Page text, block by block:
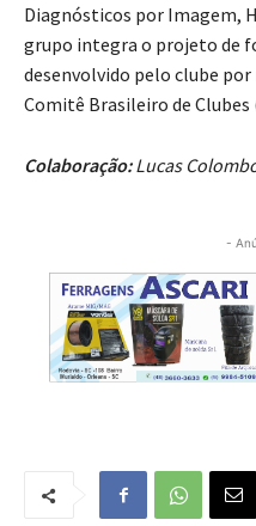
Diagnósticos por Imagem,
grupo integra o projeto de
desenvolvido pelo clube
Comitê Brasileiro de Clubes
Colaboração:Lucas
-